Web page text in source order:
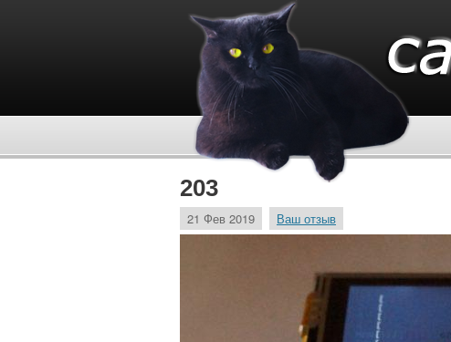
203
21 Фев 2019 Ваш отзыв